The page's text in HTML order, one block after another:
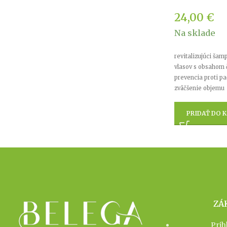
24,00 €
Na sklade
revitalizujúci
vlasov s
prevencia proti
zväčšenie objemu
PRIDAŤ DO